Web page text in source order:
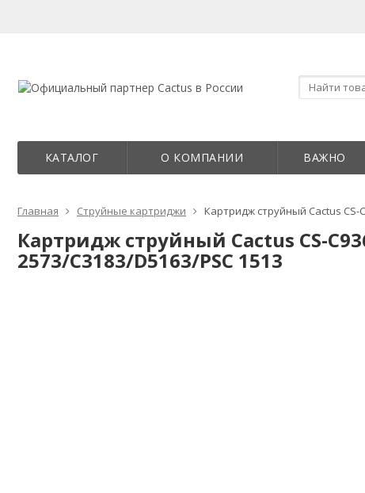
КАТАЛОГ О КОМПАНИИ ВАЖНО
Главная Струйные картриджи Картридж струйный Cactus CS-
Картридж струйный Cactus CS-
2573/C3183/D5163/PSC 1513